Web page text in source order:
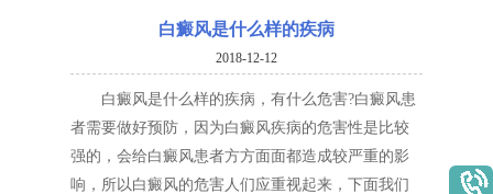
白癜风是什么样的疾病
2018-12-12
白癜风是什么样的疾病，有什么危害?白癜风患
者需要做好预防，因为白癜风疾病的危害性是比较
强的，会给白癜风患者方方面面都造成较严重的影
响，所以白癜风的危害人们应重视起来，下面我们